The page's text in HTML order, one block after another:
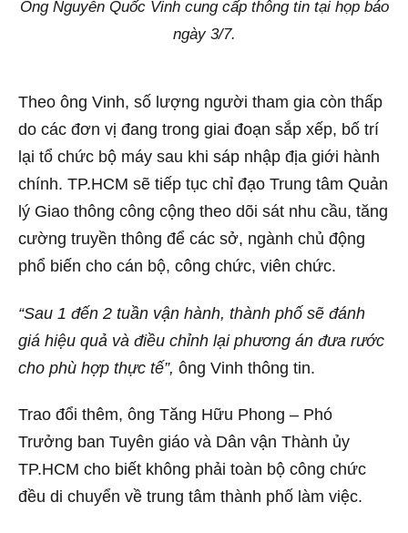
Ông Nguyễn Quốc Vinh cung cấp thông tin tại họp báo
ngày 3/7.
Theo ông Vinh, số lượng người tham gia còn thấp
do các đơn vị đang trong giai đoạn sắp xếp, bố trí
lại tổ chức bộ máy sau khi sáp nhập địa giới hành
chính. TP.HCM sẽ tiếp tục chỉ đạo Trung tâm Quản
lý Giao thông công cộng theo dõi sát nhu cầu, tăng
cường truyền thông để các sở, ngành chủ động
phổ biến cho cán bộ, công chức, viên chức.
“Sau 1 đến 2 tuần vận hành, thành phố sẽ đánh
giá hiệu quả và điều chỉnh lại phương án đưa rước
cho phù hợp thực tế”, ông Vinh thông tin.
Trao đổi thêm, ông Tăng Hữu Phong – Phó
Trưởng ban Tuyên giáo và Dân vận Thành ủy
TP.HCM cho biết không phải toàn bộ công chức
đều di chuyển về trung tâm thành phố làm việc.